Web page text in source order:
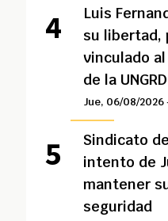
Luis
su libertad,
vinculado
de la UNGRD
Jue, 06/08/2026
Sindicato
intento de
mantener
seguridad